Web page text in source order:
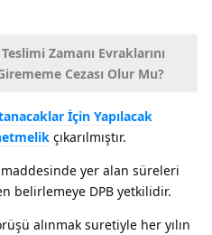
Zamanı Evraklarını
Cezası Olur Mu?
İçin Yapılacak
çıkarılmıştır.
yer alan süreleri
belirlemeye DPB yetkilidir.
alınmak suretiyle her yılın